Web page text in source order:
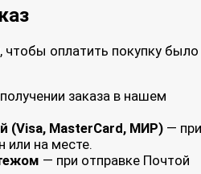
оплатить покупку было
заказа в нашем
(Visa, MasterCard, МИР) — при
или на месте.
— при отправке Почтой